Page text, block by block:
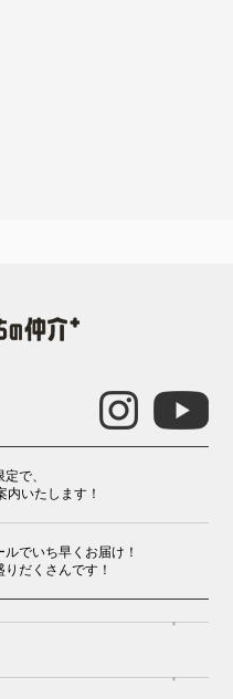
で、
内いたします！
でいち早くお届け！
だくさんです！